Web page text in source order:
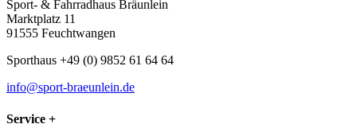
Sport- & Fahrradhaus Bräunlein
Marktplatz 11
91555 Feuchtwangen
Sporthaus +49 (0) 9852 61 64 64
info@sport-braeunlein.de
Service +